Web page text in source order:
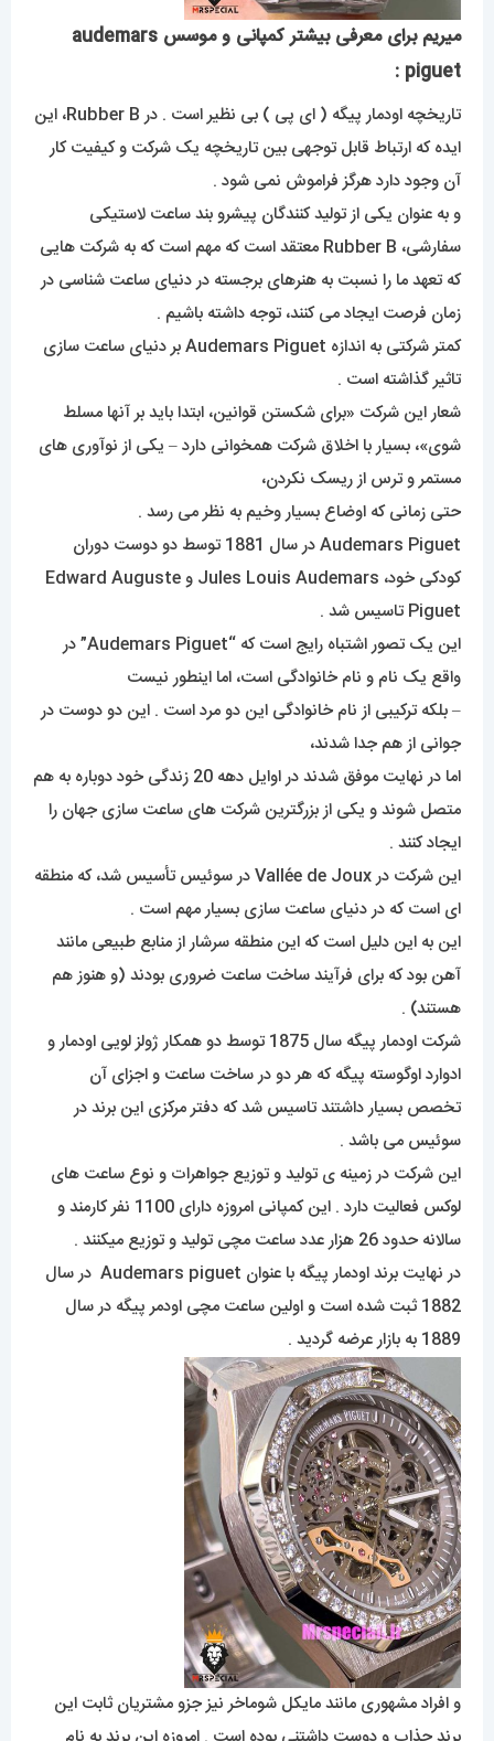
میریم برای معرفی بیشتر کمپانی و موسس audemars
piguet :
تاریخچه اودمار پیگه ( ای پی ) بی نظیر است . در Rubber B، این
ایده که ارتباط قابل توجهی بین تاریخچه یک شرکت و کیفیت کار
آن وجود دارد هرگز فراموش نمی شود .
و به عنوان یکی از تولید کنندگان پیشرو بند ساعت لاستیکی
سفارشی، Rubber B معتقد است که مهم است که به شرکت هایی
که تعهد ما را نسبت به هنرهای برجسته در دنیای ساعت شناسی در
زمان فرصت ایجاد می کنند، توجه داشته باشیم .
کمتر شرکتی به اندازه Audemars Piguet بر دنیای ساعت سازی
تاثیر گذاشته است .
شعار این شرکت «برای شکستن قوانین، ابتدا باید بر آنها مسلط
شوی»، بسیار با اخلاق شرکت همخوانی دارد – یکی از نوآوری های
مستمر و ترس از ریسک نکردن،
حتی زمانی که اوضاع بسیار وخیم به نظر می رسد .
Audemars Piguet در سال 1881 توسط دو دوست دوران
کودکی خود، Jules Louis Audemars و Edward Auguste
Piguet تاسیس شد .
این یک تصور اشتباه رایج است که “Audemars Piguet” در
واقع یک نام و نام خانوادگی است، اما اینطور نیست
– بلکه ترکیبی از نام خانوادگی این دو مرد است . این دو دوست در
جوانی از هم جدا شدند،
اما در نهایت موفق شدند در اوایل دهه 20 زندگی خود دوباره به هم
متصل شوند و یکی از بزرگترین شرکت های ساعت سازی جهان را
ایجاد کنند .
این شرکت در Vallée de Joux در سوئیس تأسیس شد، که منطقه
ای است که در دنیای ساعت سازی بسیار مهم است .
این به این دلیل است که این منطقه سرشار از منابع طبیعی مانند
آهن بود که برای فرآیند ساخت ساعت ضروری بودند (و هنوز هم
هستند) .
شرکت اودمار پیگه سال 1875 توسط دو همکار ژولز لویی اودمار و
ادوارد اوگوسته پیگه که هر دو در ساخت ساعت و اجزای آن
تخصص بسیار داشتند تاسیس شد که دفتر مرکزی این برند در
سوئیس می باشد .
این شرکت در زمینه ی تولید و توزیع جواهرات و نوع ساعت های
لوکس فعالیت دارد . این کمپانی امروزه دارای 1100 نفر کارمند و
سالانه حدود 26 هزار عدد ساعت مچی تولید و توزیع میکنند .
در نهایت برند اودمار پیگه با عنوان Audemars piguet در سال
1882 ثبت شده است و اولین ساعت مچی اودمر پیگه در سال
1889 به بازار عرضه گردید .
و افراد مشهوری مانند مایکل شوماخر نیز جزو مشتریان ثابت این